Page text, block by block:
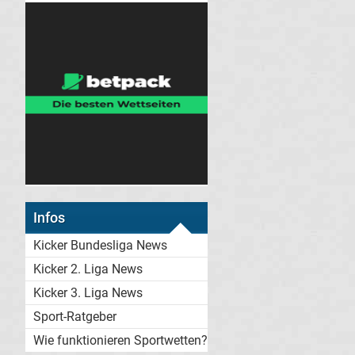
Infos
Kicker Bundesliga News
Kicker 2. Liga News
Kicker 3. Liga News
Sport-Ratgeber
Wie funktionieren Sportwetten?